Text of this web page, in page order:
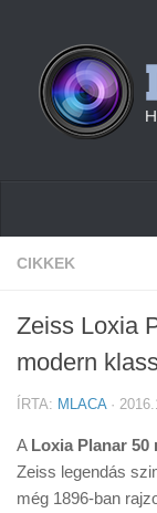
Hírek
Cikkek
Tudástár
Tanácsok
CIKKEK
Zeiss Loxia
modern
ÍRTA: MLACA·
A Loxia Planar 50
Zeiss legendás
még 1896-ban